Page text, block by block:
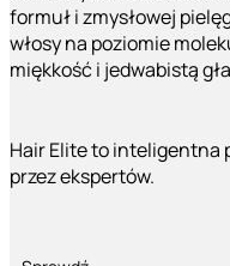
formuł i zmysłowej
włosy na poziomie
miękkość i jedwabistą
Hair Elite to inteligentna
przez ekspertów.